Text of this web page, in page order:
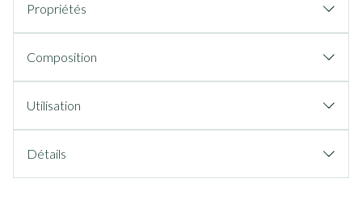
Propriétés
Composition
Utilisation
Détails